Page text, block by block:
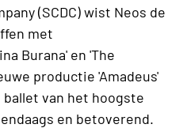
(SCDC) wist Neos de
met
Burana' en 'The
productie 'Amadeus'
van het hoogste
en betoverend.